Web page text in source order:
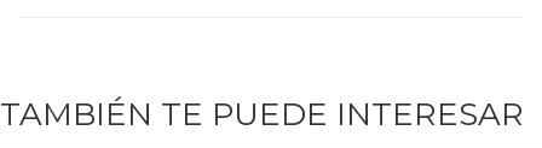
TAMBIÉN TE PUEDE INTERESAR